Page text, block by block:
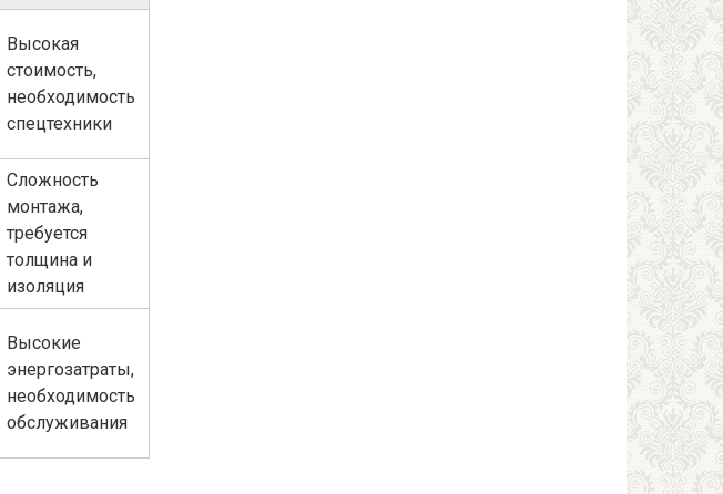
Высокая
стоимость,
необходимость
спецтехники
Сложность
монтажа,
требуется
толщина и
изоляция
Высокие
энергозатраты,
необходимость
обслуживания